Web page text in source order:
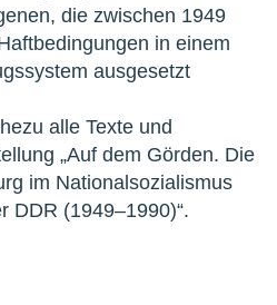
die zwischen 1949
in einem
ausgesetzt
alle Texte und
„Auf dem Görden. Die
im Nationalsozialismus
DDR (1949–1990)“.